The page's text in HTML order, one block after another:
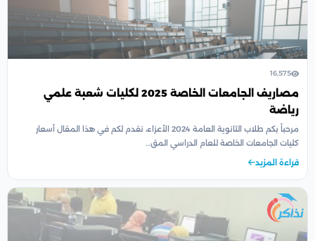
16,575
مصاريف الجامعات الخاصة 2025 لكليات شعبة علمي
رياضة
مرحباً بكم طلاب الثانوية العامة 2024 الأعزاء، نقدم لكم في هذا المقال أسعار
كليات الجامعات الخاصة للعام الدراسي المق…
قراءة المزيد